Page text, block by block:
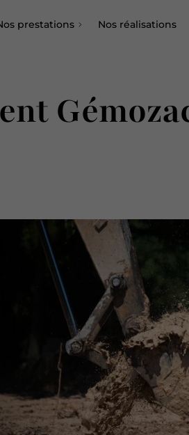
prestations Nos réalisations